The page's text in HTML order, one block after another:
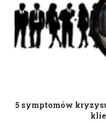
5 symptomów